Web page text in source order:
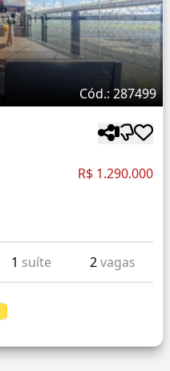
Cód.: 287499
R$ 1.290.000
1 suíte 2vagas